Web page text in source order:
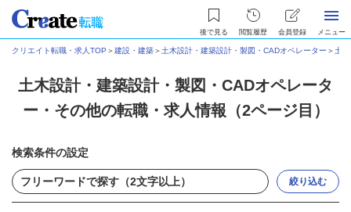
後で見る 閲覧履歴 会員登録 メニュー
クリエイト転職・求人TOP ＞建設・建築＞ 土木設計・建築設計・製図・CADオペレーター ＞ 土
土木設計・建築設計・製図・CADオペレータ
ー・その他の転職・求人情報（2ページ目）
検索条件の設定
絞り込む